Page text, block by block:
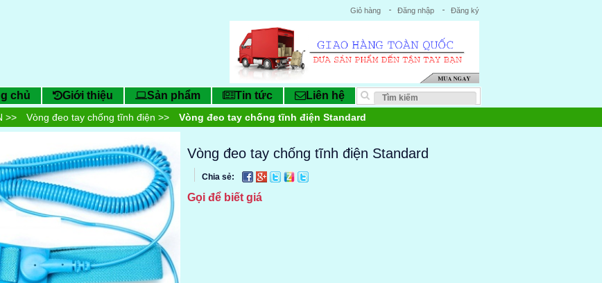
>> Vòng đeo tay chống tĩnh điện >> Vòng đeo tay chống tĩnh điện Standard
Giỏ hàng Đăng nhập Đăng ký
chủ Giới thiệu Sản phẩm Tin tức Liên hệ
Vòng đeo tay chống tĩnh điện Standard
Chia sẻ:
Gọi để biết giá